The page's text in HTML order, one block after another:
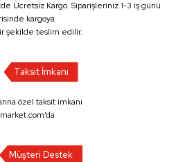
Ücretsiz Kargo. Siparişleriniz 1-3 iş günü
kargoya
şekilde teslim edilir.
Taksit İmkanı
özel taksit imkanı
Müşteri Destek